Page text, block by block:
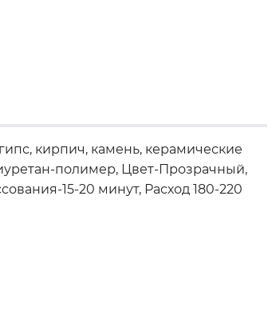
кирпич, камень, керамические
полимер, Цвет-Прозрачный,
15-20 минут, Расход 180-220